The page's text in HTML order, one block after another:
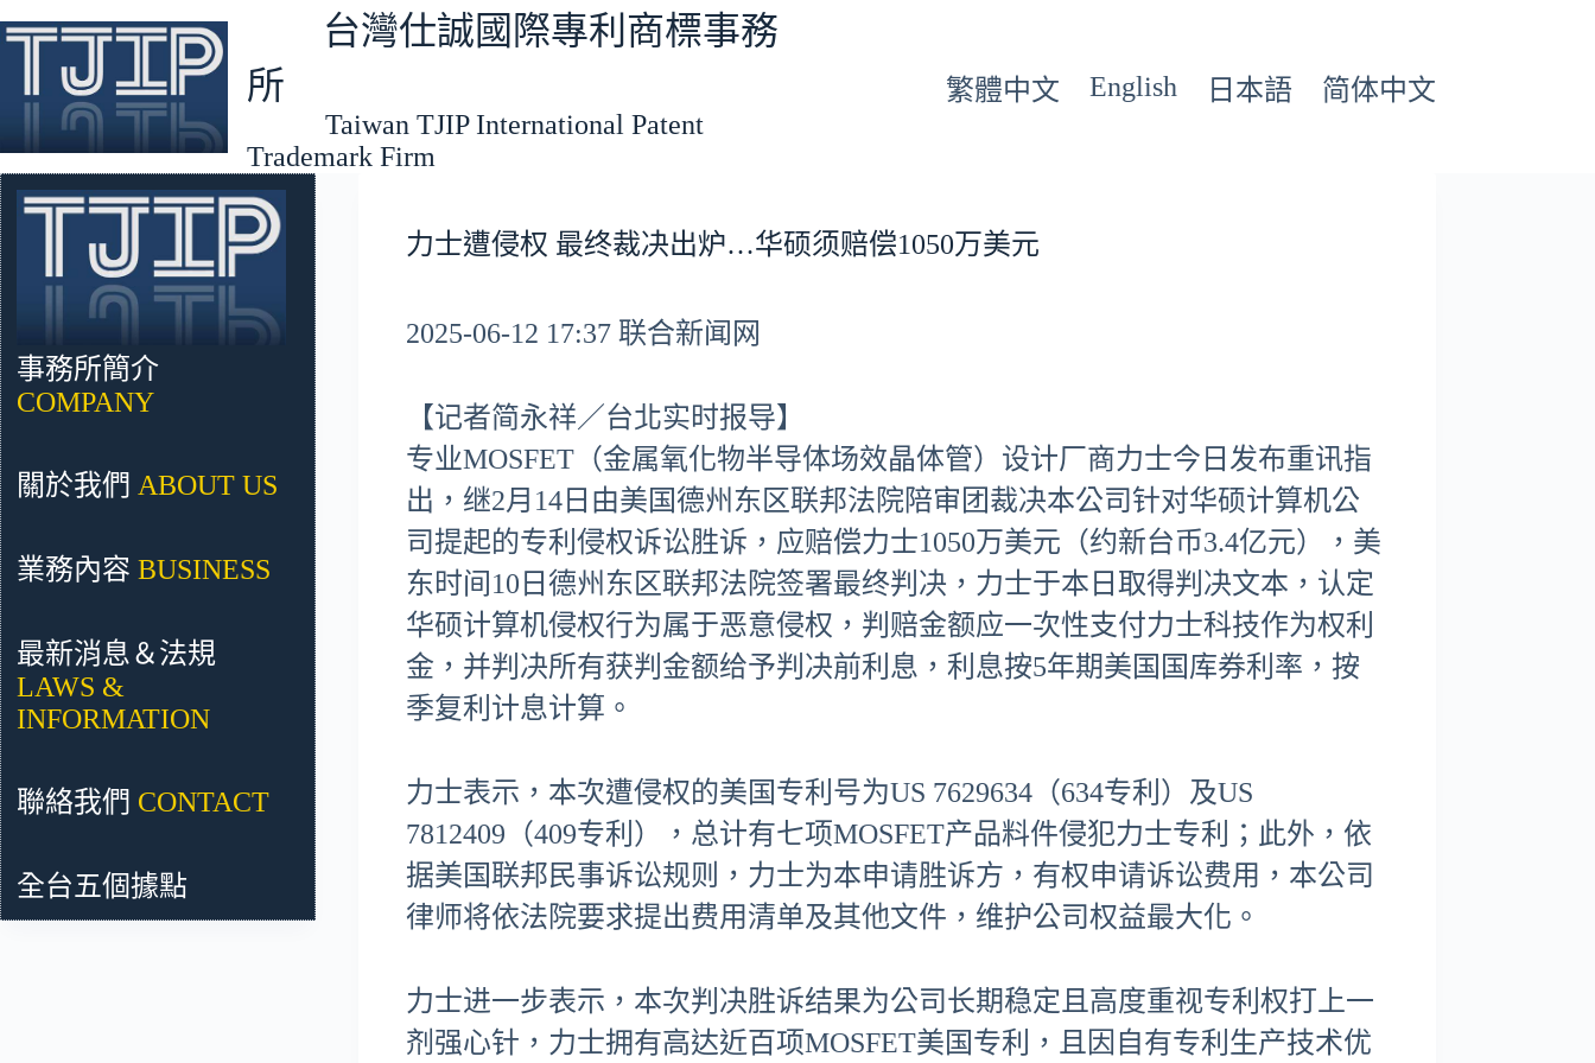
至
容
台灣仕誠國際專利商標事務
所
Taiwan TJIP International Patent
Trademark Firm
繁體中文 English 日本語 简体中文
力士遭侵权 最终裁决出炉…华硕须赔偿1050万美元
2025-06-12 17:37 联合新闻网
【记者简永祥／台北实时报导】
专业MOSFET（金属氧化物半导体场效晶体管）设计厂商力士今日发布重讯指
出，继2月14日由美国德州东区联邦法院陪审团裁决本公司针对华硕计算机公
司提起的专利侵权诉讼胜诉，应赔偿力士1050万美元（约新台币3.4亿元），美
东时间10日德州东区联邦法院签署最终判决，力士于本日取得判决文本，认定
华硕计算机侵权行为属于恶意侵权，判赔金额应一次性支付力士科技作为权利
金，并判决所有获判金额给予判决前利息，利息按5年期美国国库券利率，按
季复利计息计算。
力士表示，本次遭侵权的美国专利号为US 7629634（634专利）及US
7812409（409专利），总计有七项MOSFET产品料件侵犯力士专利；此外，依
据美国联邦民事诉讼规则，力士为本申请胜诉方，有权申请诉讼费用，本公司
律师将依法院要求提出费用清单及其他文件，维护公司权益最大化。
力士进一步表示，本次判决胜诉结果为公司长期稳定且高度重视专利权打上一
剂强心针，力士拥有高达近百项MOSFET美国专利，且因自有专利生产技术优
事務所簡介
COMPANY
關於我們 ABOUT US
業務內容 BUSINESS
最新消息＆法規
LAWS &
INFORMATION
聯絡我們 CONTACT
全台五個據點